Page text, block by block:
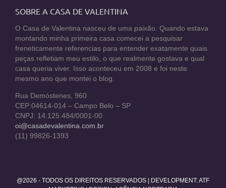
SOBRE A CASA DE VALENTINA
O Casa de Valentina nasceu de uma paixão. Quando estava
montando minha primeira casa comecei a pesquisar
freneticamente referencias para entender exatamente quais
peças refletiam meu estilo, o que realmente gostava e qual
casa queria viver. Isso aconteceu em 2008 e foi neste
mesmo ano que montei o blog.
Rua Demóstenes, 960
CEP 04614-014 – Campo Belo – SP
CNPJ: 14.125.484/0001-00
oi@casadevalentina.com.br
(11) 99826-1393
@2026 - TODOS OS DIREITOS RESERVADOS | DEVELOPMENT:ATF